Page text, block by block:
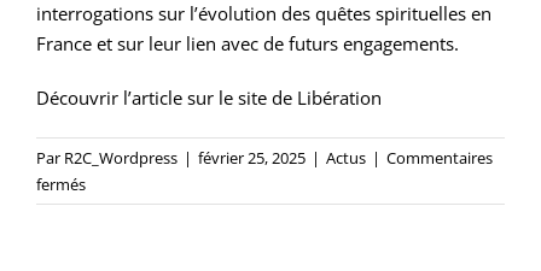
interrogations sur l’évolution des quêtes spirituelles en
France et sur leur lien avec de futurs engagements.
Découvrir l’article sur le site de Libération
Par R2C_Wordpress | février 25, 2025 | Actus | Commentaires
ferméssur
Très